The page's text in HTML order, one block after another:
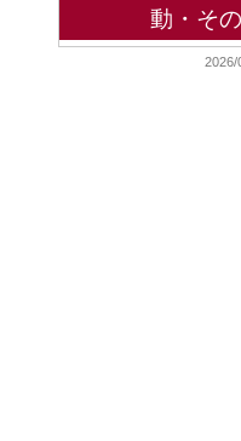
動・そ
2026/